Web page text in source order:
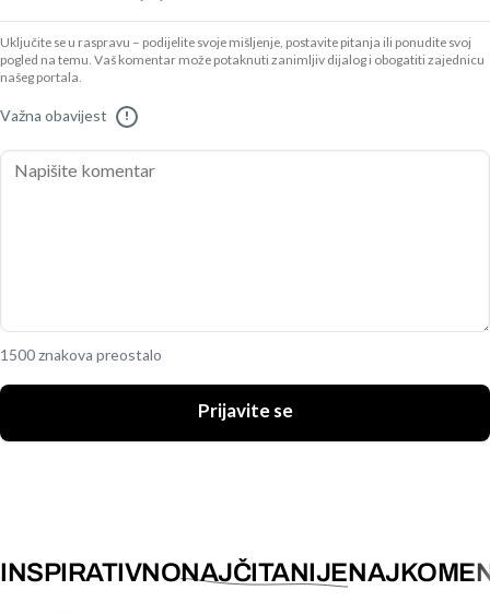
Uključite se u raspravu – podijelite svoje mišljenje, postavite pitanja ili ponudite svoj
pogled na temu. Vaš komentar može potaknuti zanimljiv dijalog i obogatiti zajednicu
našeg portala.
Važna obavijest !
1500 znakova preostalo
Prijavite se
INSPIRATIVNONAJČITANIJE